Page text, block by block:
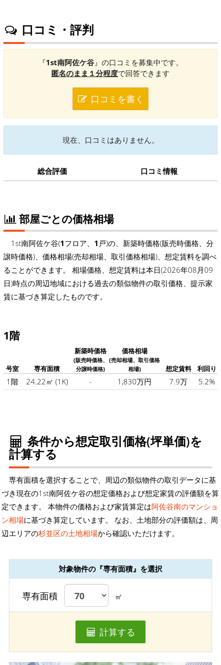
口コミ・評判
『1st南阿佐ケ谷』の口コミを募集中です。
匿名のまま１分程度で回答できます
口コミを書く
現在、口コミはありません。
総合評価 口コミ情報
部屋ごとの価格相場
1st南阿佐ケ谷(1フロア、 1 戸)の、新築時価格(販売時価格、分
譲時価格)、価格相場(売却相場、取引価格相場)、想定賃料を調べ
ることができます。 相場価格、想定賃料は本日(2026年08月09
日)時点の周辺地域における過去の類似物件の取引価格、提示家
賃に基づき算定したものです。
1階
号室 専有面積
新築時価格
(販売時価格、
分譲時価格)
価格相場
(売却相場、取引価格
相場)
想定賃料 利回り
1階 24.22㎡ (1K) - 1,830万円 7.9万 5.2%
条件から想定取引価格(坪単価)を
計算する
専有面積を選択することで、周辺の類似物件の取引データに基
づき現在の1st南阿佐ケ谷の想定価格および想定家賃の評価額を算
定できます。 本物件の価格および家賃算定は阿佐谷南のマンショ
ン相場に基づき算定しています。 なお、土地部分の評価額は、周
辺エリアの杉並区の土地相場から確認いただけます。
対象物件の『専有面積』を選択
専有面積 ㎡
計算する